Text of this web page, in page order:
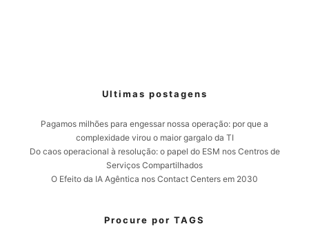
Ultimas postagens
Pagamos milhões para engessar nossa operação: por que a
complexidade virou o maior gargalo da TI
Do caos operacional à resolução: o papel do ESM nos Centros de
Serviços Compartilhados
O Efeito da IA Agêntica nos Contact Centers em 2030
Procure por TAGS